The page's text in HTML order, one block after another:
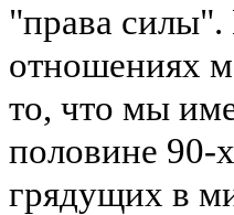
"права
отношениях
то, что мы
половине 90-
грядущих в